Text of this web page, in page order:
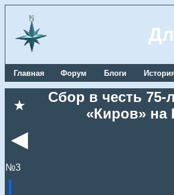
Главная Форум Блоги
★
Сбор в честь 75-
«Киров» на
◄
№3